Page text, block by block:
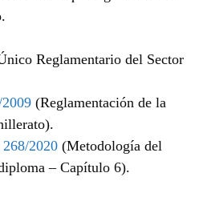
Reglamentario del Sector
(Reglamentación de la
2020 (Metodología del
– Capítulo 6).